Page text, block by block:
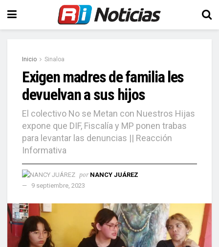
Inicio Sinaloa
Exigen madres de familia les
devuelvan a sus hijos
El colectivo No se Metan con Nuestros Hijas
expone que DIF, Fiscalía y MP ponen trabas
para levantar las denuncias || Reacción
Informativa
por NANCY JUÁREZ
9 septiembre, 2023